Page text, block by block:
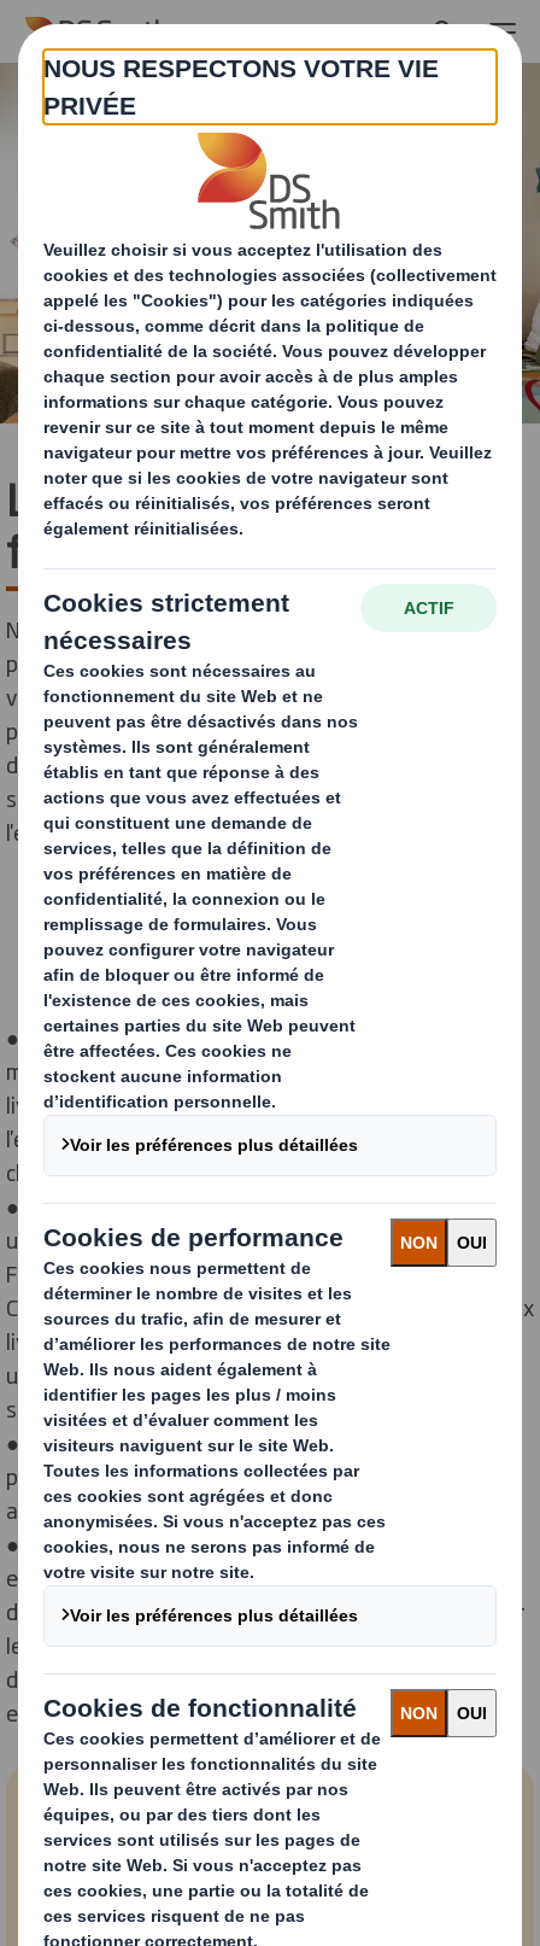
Skip to main content
La fibre papier c'est
fashion !
Nos dernières recherches révèlent l'ampleur du
plastique utilisé dans les emballages de vêtement
vendus en ligne. Elles mettent en lumière l'impact
positif que pourrait avoir
des solutions de remplacement à base de fibres papier
sur l'industrie de la mode, ses consommateurs et
l'environnement.
● Une nouvelle étude * montre que près de 4,4
milliards de sacs plastiques seront utilisés pour les
livraisons de vêtements en ligne en France d'ici 2030 -
l'équivalent de plus de 83 000 sacs plastiques livrés
chaque heure
● Depuis l'interdiction en 2016 des sacs plastiques à
usage unique dans les points de vente physiques en
France, leur utilisation a considérablement diminué.
Cependant, cette réglementation ne s'applique pas aux
livraisons du commerce en ligne, ce qui entraîne une
utilisation croissante des sacs plastiques dans ce
secteur.
● 7 Français sur 10 (71%) souhaitent l'élimination
progressive des sacs plastiques lorsque des
alternatives sont disponibles
● Pour éviter d'annuler les progrès de l'interdiction
existante des sacs plastiques, l'entreprise
d'emballages durables DS Smith appelle à faire évoluer
les règles en fonction des habitudes d'achat et
demande aux enseignes en ligne d'accélérer leurs
efforts pour remplacer les sacs plastiques